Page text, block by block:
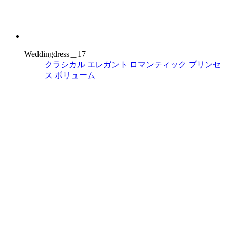
Weddingdress＿17
クラシカル エレガント ロマンティック プリンセ
ス ボリューム